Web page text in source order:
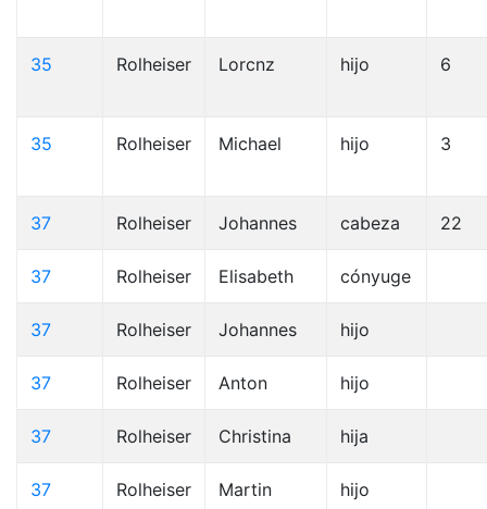
35 Rolheiser Lorcnz hijo 6
35 Rolheiser Michael hijo 3
37 Rolheiser Johannes cabeza 22
37 Rolheiser Elisabeth cónyuge
37 Rolheiser Johannes hijo
37 Rolheiser Anton hijo
37 Rolheiser Christina hija
37 Rolheiser Martin hijo